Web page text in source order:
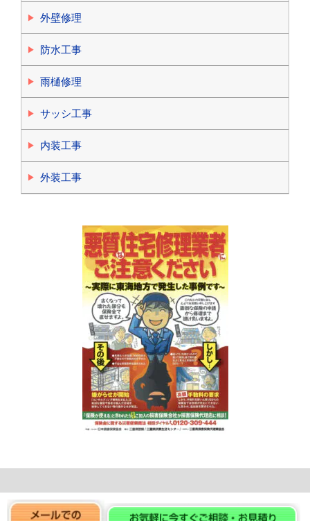
外壁修理
防水工事
雨樋修理
サッシ工事
内装工事
外装工事